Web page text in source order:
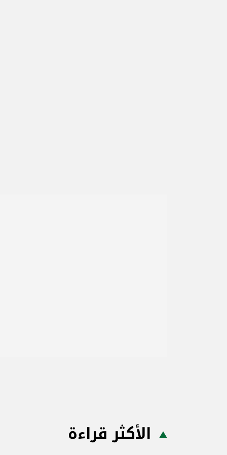
الأكثر قراءة